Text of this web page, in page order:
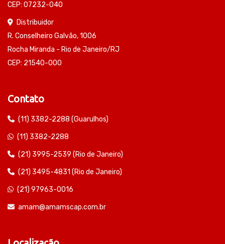
CEP: 07232-040
Distribuidor
R. Conselheiro Galvão, 1006
Rocha Miranda - Rio de Janeiro/RJ
CEP: 21540-000
Contato
(11) 3382-2288 (Guarulhos)
(11) 3382-2288
(21) 3995-2539 (Rio de Janeiro)
(21) 3495-4831 (Rio de Janeiro)
(21) 97963-0016
amam@amamscap.com.br